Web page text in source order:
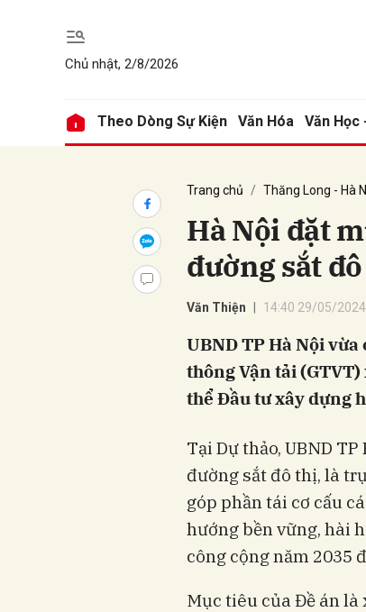
Chủ nhật, 2/8/2026
Theo Dòng Sự Kiện Văn Hóa Văn Học
Trang chủ Thăng Long - Hà
Hà Nội đặt
đường sắt
Văn Thiện 14:40 29/05/2024
UBND TP Hà Nội
thông Vận tải
thể Đầu tư xây dựng
Tại Dự thảo, UBND
đường sắt đô thị, là
góp phần tái cơ cấu
hướng bền vững, hài
công cộng năm 2035
Mục tiêu của Đề án là